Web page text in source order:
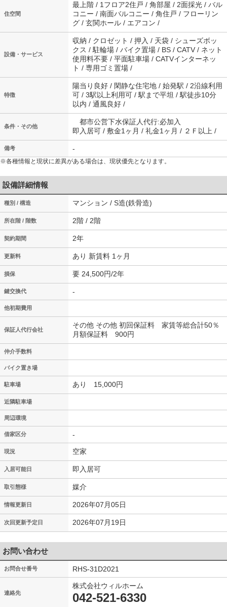
住空間
最上階 / 1フロア2住戸 / 角部屋 / 2面採光 / バル
コニー / 南面バルコニー / 角住戸 / フローリン
グ / 玄関ホール / エアコン /
設備・サービス
収納 / クロゼット / 押入 / 天袋 / シューズボッ
クス / 駐輪場 / バイク置場 / BS / CATV / ネット
使用料不要 / 平面駐車場 / CATVインターネッ
ト / 専用ゴミ置場 /
特徴
陽当り良好 / 閑静な住宅地 / 始発駅 / 2沿線利用
可 / 3駅以上利用可 / 駅まで平坦 / 駅徒歩10分
以内 / 通風良好 /
条件・その他
都市公営下水保証人代行:必加入
即入居可 / 敷金1ヶ月 / 礼金1ヶ月 / ２Ｆ以上 /
備考 -
※各種情報と現状に差異がある場合は、現状優先となります。
設備詳細情報
種別 / 構造 マンション / S造(鉄骨造)
所在階 / 階数 2階 / 2階
契約期間 2年
更新料 あり 新賃料 1ヶ月
損保 要 24,500円/2年
鍵交換代 -
他初期費用
保証人代行会社
その他 その他 初回保証料 家賃等総合計50％
月額保証料 900円
仲介手数料
バイク置き場
駐車場 あり 15,000円
近隣駐車場
周辺環境
借家区分 -
現況 空家
入居可能日 即入居可
取引態様 媒介
情報更新日 2026年07月05日
次回更新予定日 2026年07月19日
お問い合わせ
お問合せ番号 RHS-31D2021
連絡先
株式会社ウィルホーム
042-521-6330